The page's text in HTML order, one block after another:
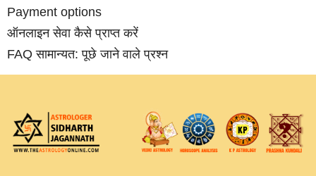
Payment options
ऑनलाइन सेवा कैसे प्राप्‍त करें
FAQ सामान्‍यत: पूछे जाने वाले प्रश्‍न